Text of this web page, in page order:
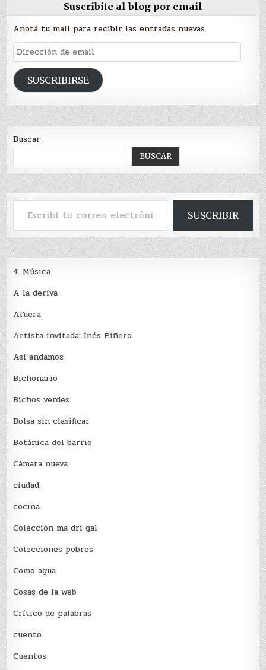
Suscribite al blog por email
Anotá tu mail para recibir las entradas nuevas.
Dirección
de
emailSUSCRIBIRSE
Buscar
BUSCAR
Escribí tu correo electrónico…
SUSCRIBIR
4. Música
A la deriva
Afuera
Artista invitada: Inés Piñero
Así andamos
Bichonario
Bichos verdes
Bolsa sin clasificar
Botánica del barrio
Cámara nueva
ciudad
cocina
Colección ma dri gal
Colecciones pobres
Como agua
Cosas de la web
Crítico de palabras
cuento
Cuentos